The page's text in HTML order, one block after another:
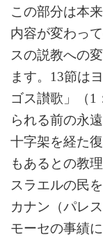
この部分は本
内容が変わっ
スの説教への
ます。13節は
ゴス讃歌」（1
られる前の永
十字架を経た
もあるとの教
スラエルの民
カナン（パレ
モーセの事績